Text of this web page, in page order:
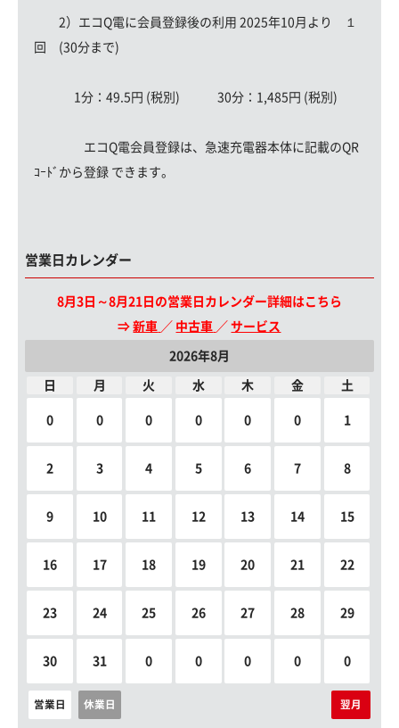
2）エコQ電に会員登録後の利用 2025年10月より １
回 (30分まで)
1分：49.5円 (税別) 30分：1,485円 (税別)
エコQ電会員登録は、急速充電器本体に記載のQR
ｺｰﾄﾞから登録 できます。
営業日カレンダー
8月3日～8月21日の営業日カレンダー詳細はこちら
⇒新車 ／ 中古車 ／サービス
2026年8月
日 月 火 水 木 金 土
0 0 0 0 0 0 1
2 3 4 5 6 7 8
9 10 11 12 13 14 15
16 17 18 19 20 21 22
23 24 25 26 27 28 29
30 31 0 0 0 0 0
営業日 休業日 翌月